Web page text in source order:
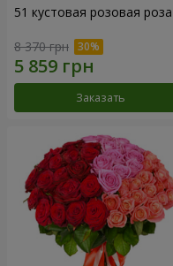
51 кустовая розовая роза
8 370 грн
Заказать